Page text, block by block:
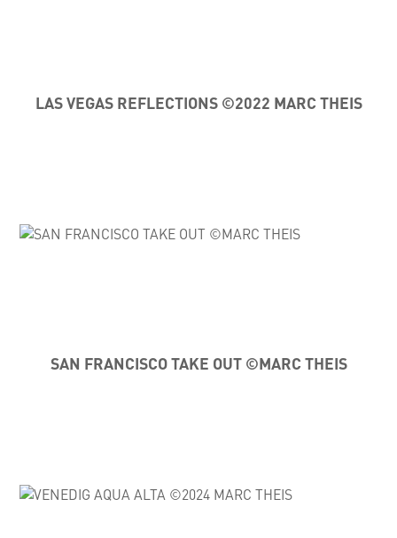
LAS VEGAS REFLECTIONS ©2022 MARC THEIS
SAN FRANCISCO TAKE OUT ©MARC THEIS